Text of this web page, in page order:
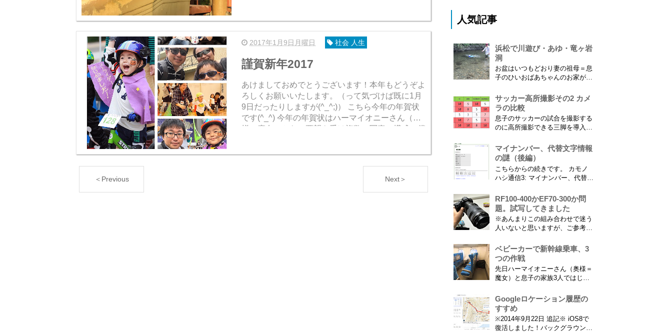
2017年1月9日月曜日 社会 人生
謹賀新年2017
あけましておめでとうございます！本年もどうぞよ
ろしくお願いいたします。（って気づけば既に1月
9日だったりしますが(^_^;)） こちら今年の年賀状
です(^_^) 今年の年賀状はハーマイオニーさん（奥
様＝魔女）からの要望を受け複数の写真で構成。僕
＜Previous Next＞
人気記事
浜松で川遊び・あゆ・竜ヶ岩
洞
お盆はいつもどおり妻の祖母＝息
子のひいおばあちゃんのお家があ
ばあちゃんがご健在なのはとって
もありがたいことです。 5歳vs88
歳 ひいおばあちゃんとの対決！
カモノハシ通信3 神宮寺川で水遊
び、下の方に動画も付けてます
サッカー高所撮影その2 カメ
ラの比較
息子のサッカーの試合を撮影する
のに高所撮影できる三脚を導入し
さからフィールド全体（少年用な
ので大人用の半分の大きさです）
を撮影できればカメラを放置して
の撮影ができますし、選手のポジ
ショニングを俯瞰で見てあとから
問題...
マイナンバー、代替文字情報
の謎（後編）
こちらからの続きです。 カモノ
ハシ通信3: マイナンバー、代替文
供の名前に使える漢字には制限が
あります。たまに使える漢字が増
えたり減ったりしてニュースにな
ってますよね。（2015年１月には
「巫」の字が人名漢字に追加され
RF100-400かEF70-300か問
題。試写してきました
※あんまりこの組み合わせで迷う
人いないと思いますが、ご参考に
とにご注意ください。 息子がサ
ッカーを始めたことで望遠レンズ
をつけての撮影機会がまた増えて
きました。使っているのは EF70-
300mm F4-5.6 IS USM というレ
ベビーカーで新幹線乗車、3
つの作戦
先日ハーマイオニーさん（奥様＝
魔女）と息子の家族3人ではじめ
た。息子はまだ8ヶ月なので基本
ヒザの上なのですが、問題はベビ
ーカーをどうするか。色々事前に
調べたことと、実際に乗ってわか
ったことをご報告いたします！ ※
Googleロケーション履歴の
すすめ
※2014年9月22日 追記※ iOS8で
復活しました！バックグラウンド